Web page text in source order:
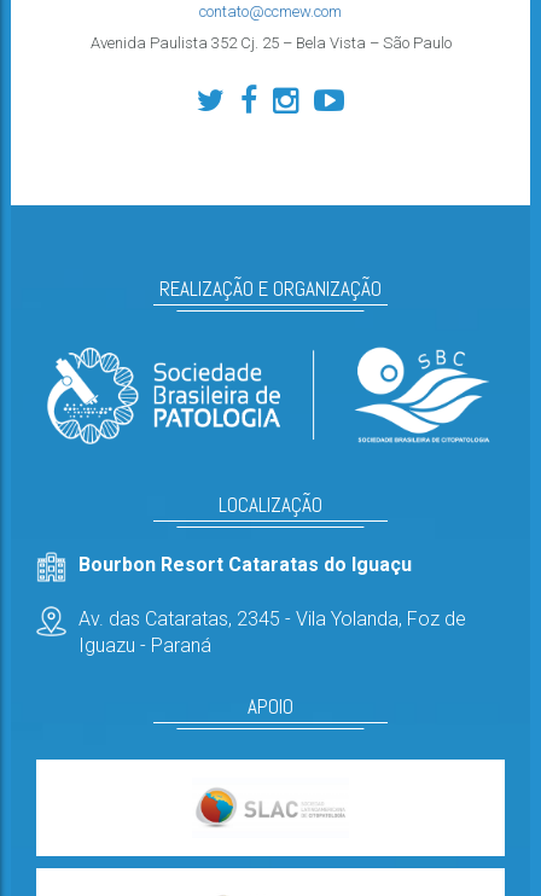
contato@ccmew.com
Avenida Paulista 352 Cj. 25 – Bela Vista – São Paulo
REALIZAÇÃO E ORGANIZAÇÃO
LOCALIZAÇÃO
Bourbon Resort Cataratas do Iguaçu
Av. das Cataratas, 2345 - Vila Yolanda, Foz de
Iguazu - Paraná
APOIO